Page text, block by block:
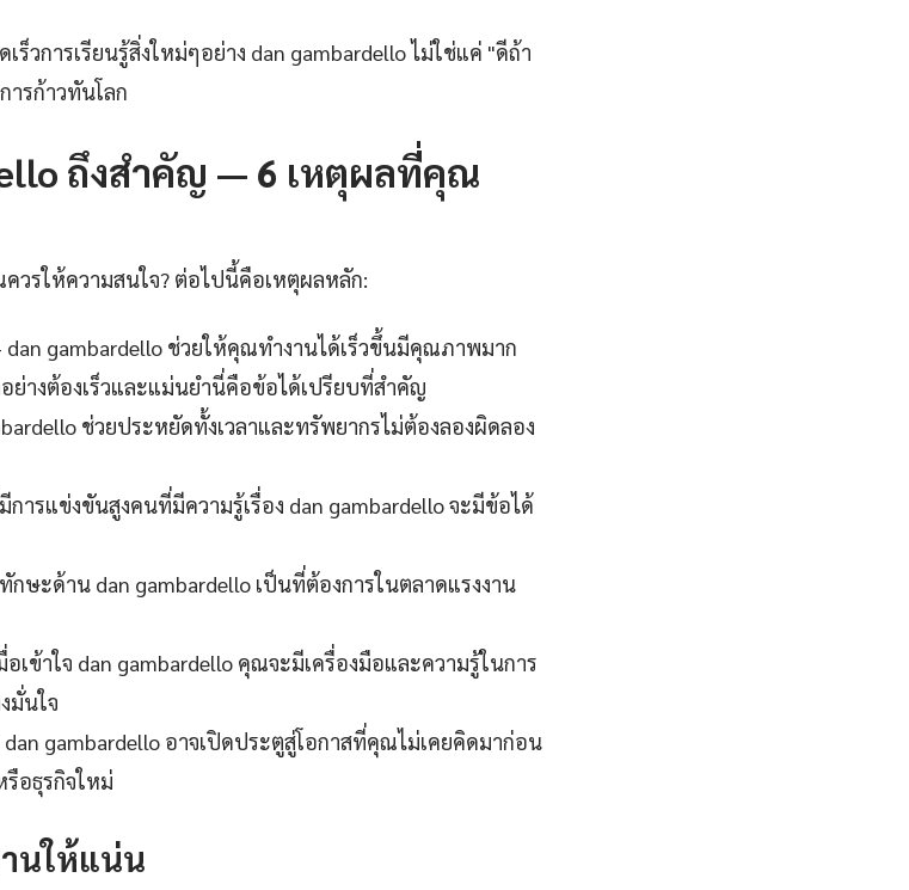
ร็วการเรียนรู้สิ่งใหม่ๆอย่าง dan gambardello ไม่ใช่แค่ "ดีถ้า
รก้าวทันโลก
ถึงสำคัญ — 6 เหตุผลที่คุณ
วรให้ความสนใจ? ต่อไปนี้คือเหตุผลหลัก:
gambardello ช่วยให้คุณทำงานได้เร็วขึ้นมีคุณภาพมาก
างต้องเร็วและแม่นยำนี่คือข้อได้เปรียบที่สำคัญ
ช่วยประหยัดทั้งเวลาและทรัพยากรไม่ต้องลองผิดลอง
ารแข่งขันสูงคนที่มีความรู้เรื่อง dan gambardello จะมีข้อได้
ษะด้าน dan gambardello เป็นที่ต้องการในตลาดแรงงาน
อเข้าใจ dan gambardello คุณจะมีเครื่องมือและความรู้ในการ
มั่นใจ
dan gambardello อาจเปิดประตูสู่โอกาสที่คุณไม่เคยคิดมาก่อน
รือธุรกิจใหม่
นให้แน่น